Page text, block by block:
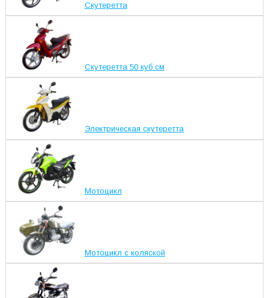
Скутеретта
Скутеретта 50 куб.см
Электрическая скутеретта
Мотоцикл
Мотоцикл с коляской